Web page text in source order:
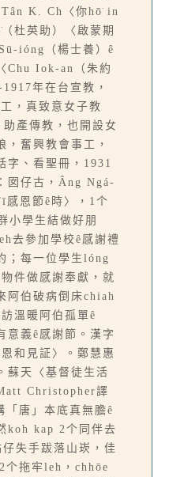
Tân K. Ch〈你hō͘ in
杜英助）〈啟蒙期
ióng（楊士養）ê
Chu Iok-an（朱約
年在台宣教，
，真致意女子教
產傳教，也開設女
，奮興教會事工，
字、看聖冊，1931
囡仔古，Âng Ngá-
恩節ê時〉，1个
小學生結做好朋
去參加學校ê感謝禮
；每一位學生lóng
件做感謝奉獻，就
阿伯破病倒床chiah
溫暖阿伯孤單ê
意義ê感謝節。漢字
和見証〉。鄭慧惠
蘇天〈基督徒生活
Christopher譯
「唐」本底真無膽ê
koh kap 2个同伴去
失手跋落山崁，佳
个拖牢leh，chhōe